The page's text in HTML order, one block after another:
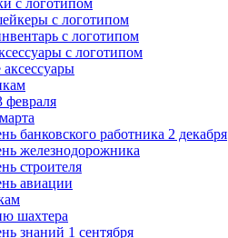
с логотипом
с логотипом
с логотипом
с логотипом
банковского работника 2 декабря
железнодорожника
строителя
авиации
шахтера
знаний 1 сентября